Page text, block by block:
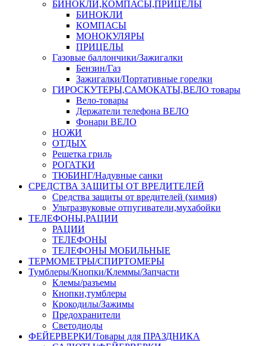
БИНОКЛИ,КОМПАСЫ,ПРИЦЕЛЫ
БИНОКЛИ
КОМПАСЫ
МОНОКУЛЯРЫ
ПРИЦЕЛЫ
Газовые баллончики/Зажигалки
Бензин/Газ
Зажигалки/Портативные горелки
ГИРОСКУТЕРЫ,САМОКАТЫ,ВЕЛО товары
Вело-товары
Держатели телефона ВЕЛО
Фонари ВЕЛО
НОЖИ
ОТДЫХ
Решетка гриль
РОГАТКИ
ТЮБИНГ/Надувные санки
СРЕДСТВА ЗАЩИТЫ ОТ ВРЕДИТЕЛЕЙ
Средства защиты от вредителей (химия)
Ультразвуковые отпугиватели,мухабойки
ТЕЛЕФОНЫ,РАЦИИ
РАЦИИ
ТЕЛЕФОНЫ
ТЕЛЕФОНЫ МОБИЛЬНЫЕ
ТЕРМОМЕТРЫ/СПИРТОМЕРЫ
Тумблеры/Кнопки/Клеммы/Запчасти
Клемы/разъемы
Кнопки,тумблеры
Крокодилы/Зажимы
Предохранители
Светодиоды
ФЕЙЕРВЕРКИ/Товары для ПРАЗДНИКА